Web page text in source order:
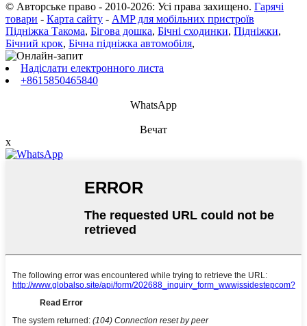
© Авторське право - 2010-2026: Усі права захищено. Гарячі
товари - Карта сайту - AMP для мобільних пристроїв
Підніжка Такома, Бігова дошка, Бічні сходинки, Підніжки,
Бічний крок, Бічна підніжка автомобіля,
Надіслати електронного листа
+8615850465840
WhatsApp
Вечат
x